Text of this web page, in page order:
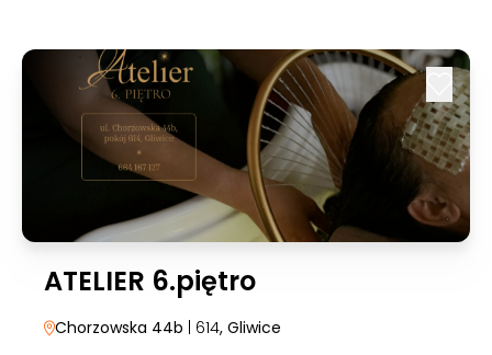
ATELIER 6.piętro
Chorzowska 44b | 614, Gliwice